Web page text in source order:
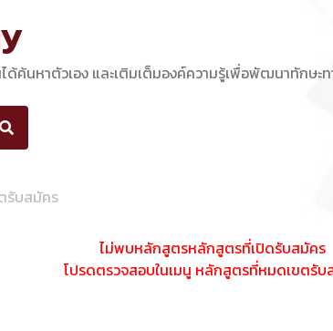
ค้นหาตัวเอง และเติมเต็มองค์ความรู้เพื่อพัฒนาทักษ
รับสมัคร
ไม่พบหลักสูตรหลักสูตรที่เปิดรับสมัคร
โปรดตรวจสอบในเมนู หลักสูตรที่หมดเขตรับ